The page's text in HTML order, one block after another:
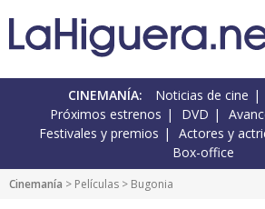
CINEMANÍA: Noticias de cine
Próximos estrenos
DVD
Festivales y premios
Actores y
Box-office
Cinemanía > Películas > Bugonia